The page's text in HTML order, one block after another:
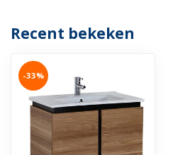
Recent bekeken
-33%